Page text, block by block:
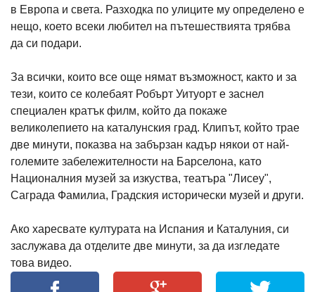
в Европа и света. Разходка по улиците му определено е
нещо, което всеки любител на пътешествията трябва
да си подари.
За всички, които все още нямат възможност, както и за
тези, които се колебаят Робърт Уитуорт е заснел
специален кратък филм, който да покаже
великолепието на каталунския град. Клипът, който трае
две минути, показва на забързан кадър някои от най-
големите забележителности на Барселона, като
Националния музей за изкуства, театъра "Лисеу",
Саграда Фамилиа, Градския исторически музей и други.
Ако харесвате културата на Испания и Каталуния, си
заслужава да отделите две минути, за да изгледате
това видео.